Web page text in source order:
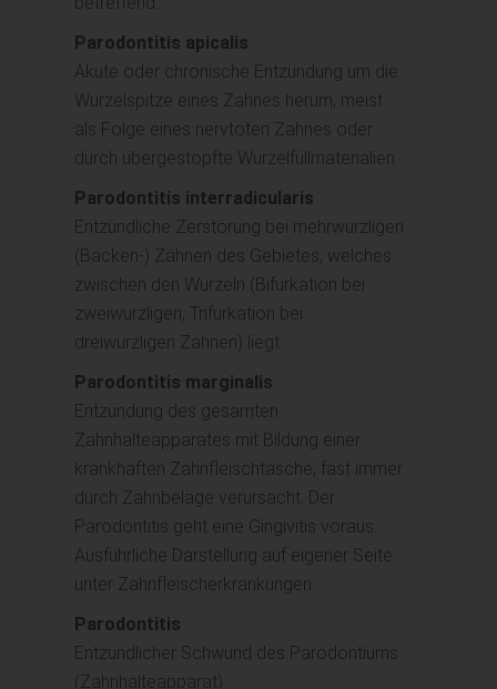
Parodontitis apicalis
Akute oder chronische Entzündung um die
Wurzelspitze eines Zahnes herum, meist
als Folge eines nervtoten Zahnes oder
durch übergestopfte Wurzelfüllmaterialien.
Parodontitis interradicularis
Entzündliche Zerstörung bei mehrwurzligen
(Backen-) Zähnen des Gebietes, welches
zwischen den Wurzeln (Bifurkation bei
zweiwurzligen, Trifurkation bei
dreiwurzligen Zähnen) liegt.
Parodontitis marginalis
Entzündung des gesamten
Zahnhalteapparates mit Bildung einer
krankhaften Zahnfleischtasche, fast immer
durch Zahnbeläge verursacht. Der
Parodontitis geht eine Gingivitis voraus.
Ausführliche Darstellung auf eigener Seite
unter Zahnfleischerkrankungen.
Parodontitis
Entzündlicher Schwund des Parodontiums
(Zahnhalteapparat).